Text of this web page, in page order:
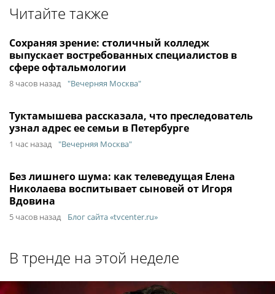
Читайте также
Сохраняя зрение: столичный колледж
выпускает востребованных специалистов в
сфере офтальмологии
8 часов назад "Вечерняя Москва"
Туктамышева рассказала, что преследователь
узнал адрес ее семьи в Петербурге
1 час назад "Вечерняя Москва"
Без лишнего шума: как телеведущая Елена
Николаева воспитывает сыновей от Игоря
Вдовина
5 часов назад Блог сайта «tvcenter.ru»
В тренде на этой неделе